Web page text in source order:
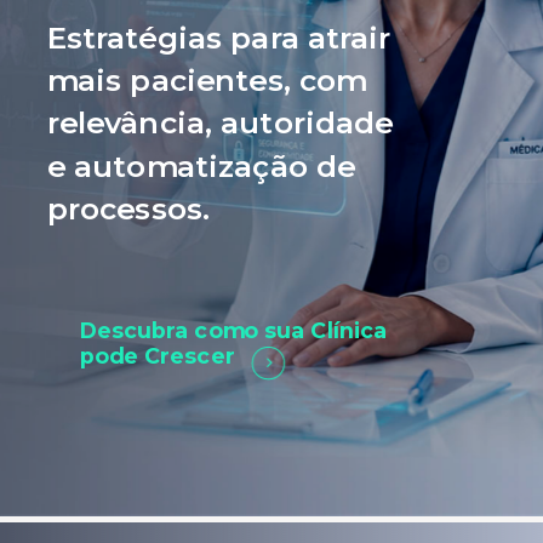
Estratégias para atrair
mais pacientes, com
relevância, autoridade
e automatização de
processos.
Descubra como sua Clínica
pode Crescer